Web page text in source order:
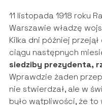
11 listopada 1918 roku
Warszawie władzę
Kilka dni później
ciągu następnych
siedziby prezydenta,
Wprawdzie żaden
nie stwierdzał, ale w
było wątpliwości, że to